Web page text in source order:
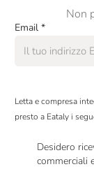
Cleto Chiarli
Cocchi
ColleMassari
Colombaio
Non
Email *
Letta e compresa
presto a Eataly i
Desidero
commerciali